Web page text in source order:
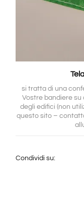
si tratta di una
Vostre bandiere su
degli edifici (non
questo sito –
Condividi su: